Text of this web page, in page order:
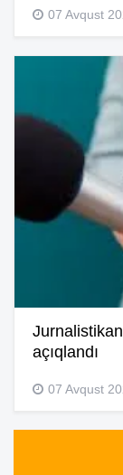
07 Avqust
açıqlandı
07 Avqust